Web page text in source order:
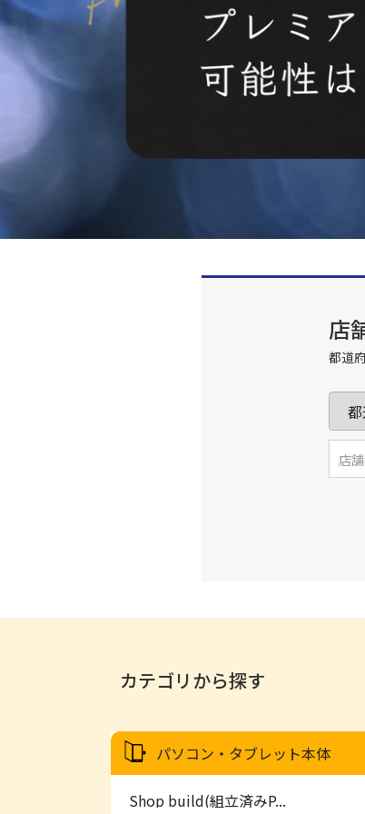
店
都道
カテゴリから探す
パソコン・タブレット本体
Shop build(組立済みP...